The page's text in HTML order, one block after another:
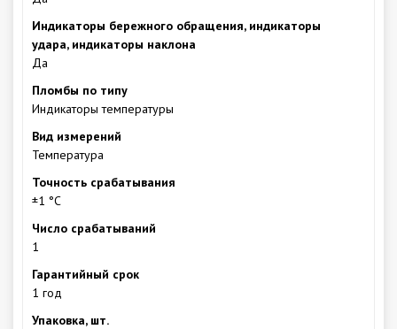
Индикаторы бережного обращения, индикаторы
удара, индикаторы наклона
Да
Пломбы по типу
Индикаторы температуры
Вид измерений
Температура
Точность срабатывания
±1 °С
Число срабатываний
1
Гарантийный срок
1 год
Упаковка, шт.